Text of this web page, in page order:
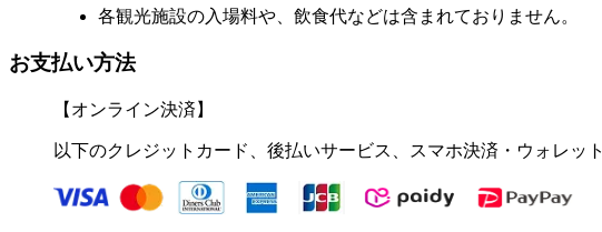
各観光施設の入場料や、飲食代などは含まれておりません。
お支払い方法
【オンライン決済】
以下のクレジットカード、後払いサービス、スマホ決済・ウォレット